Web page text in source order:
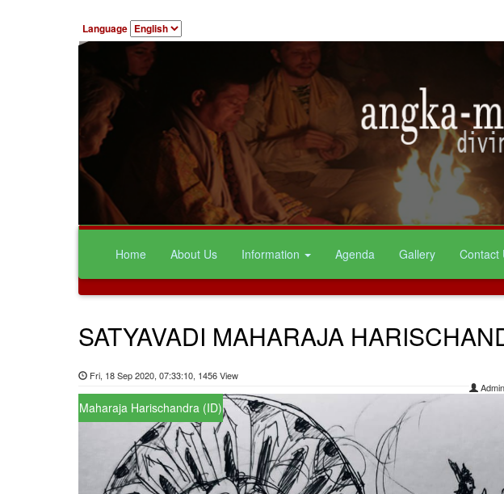
Language
Home About Us Information Agenda Gallery Contact
SATYAVADI MAHARAJA
Fri, 18 Sep 2020, 07:33:10, 1456 View
Maharaja Harischandra (ID)